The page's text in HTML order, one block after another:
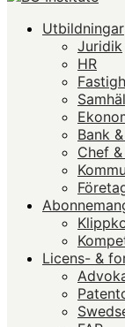
Utbildningar
Juridik
HR
Bank
Chef
Licens- &